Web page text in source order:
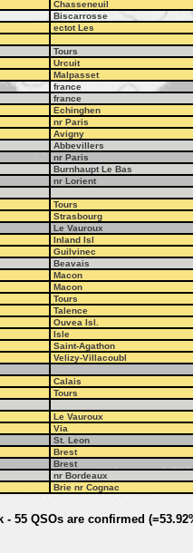
Chasseneuil
Biscarrosse
ectot Les
Tours
Urcuit
Malpasset
france
france
Echinghen
nr Paris
Avigny
Abbevillers
nr Paris
Burnhaupt Le Bas
nr Lorient
Tours
Strasbourg
Le Vauroux
Inland Isl
Guilvinec
Beavais
Macon
Macon
Tours
Talence
Ouvea Isl.
Isle
Saint-Agathon
Velizy-Villacoubl
Calais
Tours
Le Vauroux
Via
St. Leon
Brest
Brest
nr Bordeaux
Brie nr Cognac
55 QSOs are confirmed